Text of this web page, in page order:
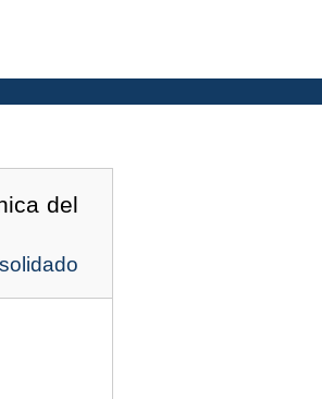
del